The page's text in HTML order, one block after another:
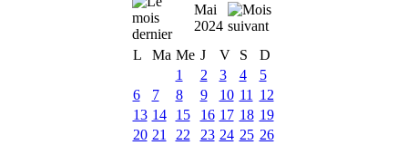
Mai
2024
L
Ma Me J V S
D
1
2 3 4
5
6
7 8 9 10 11
12
13 14 15 16 17 18 19
20 21 22 23 24 25 26